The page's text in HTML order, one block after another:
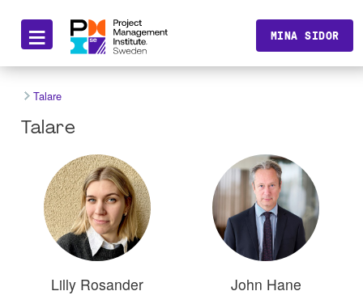
≡ MINA SIDOR
Talare
Talare
Lilly Rosander
John Hane